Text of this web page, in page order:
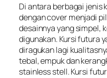
Di antara berbagai jenis
dengan cover menjadi
desainnya yang simpel,
digunakan. Kursi futura
diragukan lagi
tebal, empuk dan
stainless stell. Kursi